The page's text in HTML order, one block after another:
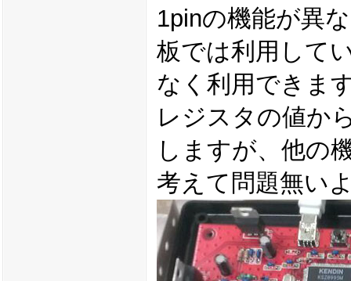
1pinの機能が異
板では利用して
なく利用できま
レジスタの値か
しますが、他の
考えて問題無い